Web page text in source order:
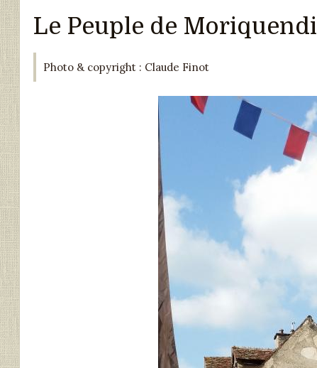
Le Peuple de Moriquendi
Photo & copyright : Claude Finot